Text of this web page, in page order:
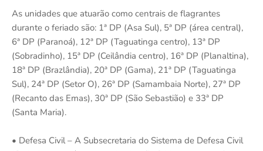
As unidades que atuarão como centrais de flagrantes
durante o feriado são: 1ª DP (Asa Sul), 5ª DP (área central),
6ª DP (Paranoá), 12ª DP (Taguatinga centro), 13ª DP
(Sobradinho), 15ª DP (Ceilândia centro), 16ª DP (Planaltina),
18ª DP (Brazlândia), 20ª DP (Gama), 21ª DP (Taguatinga
Sul), 24ª DP (Setor O), 26ª DP (Samambaia Norte), 27ª DP
(Recanto das Emas), 30ª DP (São Sebastião) e 33ª DP
(Santa Maria).
• Defesa Civil – A Subsecretaria do Sistema de Defesa Civil